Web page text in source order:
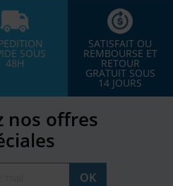
SOUS
48H
SATISFAIT OU
REMBOURSE ET
RETOUR
GRATUIT SOUS
14 JOURS
nos offres